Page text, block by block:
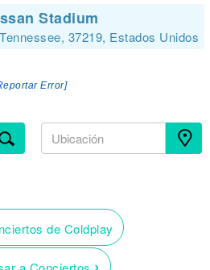
Stadium
37219, Estados Unidos
Error]
de Coldplay